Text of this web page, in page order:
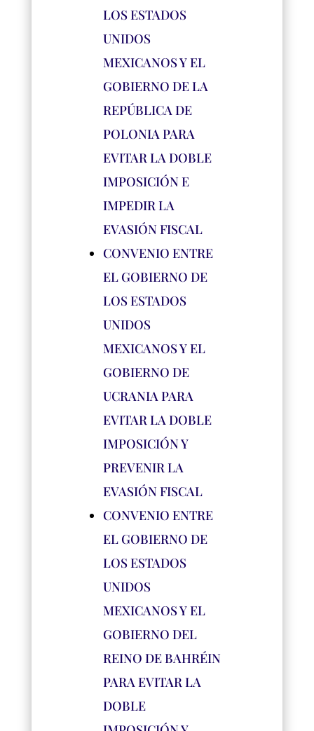
LOS ESTADOS
UNIDOS
MEXICANOS Y EL
GOBIERNO DE LA
REPÚBLICA DE
POLONIA PARA
EVITAR LA DOBLE
IMPOSICIÓN E
IMPEDIR LA
EVASIÓN FISCAL
CONVENIO ENTRE
EL GOBIERNO DE
LOS ESTADOS
UNIDOS
MEXICANOS Y EL
GOBIERNO DE
UCRANIA PARA
EVITAR LA DOBLE
IMPOSICIÓN Y
PREVENIR LA
EVASIÓN FISCAL
CONVENIO ENTRE
EL GOBIERNO DE
LOS ESTADOS
UNIDOS
MEXICANOS Y EL
GOBIERNO DEL
REINO DE BAHRÉIN
PARA EVITAR LA
DOBLE